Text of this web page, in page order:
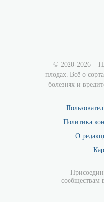
© 2020-2026 –
плодах. Всё о
болезнях и
Политика
О
сообществам